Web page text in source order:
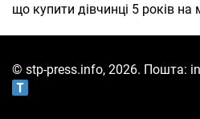
що купити дівчинці 5 років на
© stp-press.info, 2026. Пошта: